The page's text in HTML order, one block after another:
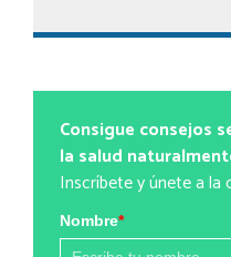
Consigue consejos
la salud
Inscríbete y únete a la
Nombre*